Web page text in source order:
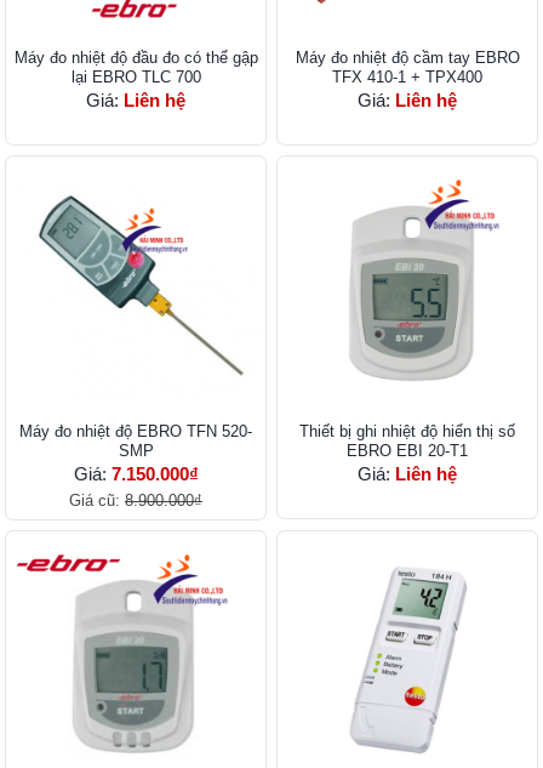
Máy đo nhiệt độ đầu đo có thể gập
lại EBRO TLC 700
Giá: Liên hệ
Máy đo nhiệt độ cầm tay EBRO
TFX 410-1 + TPX400
Giá: Liên hệ
Máy đo nhiệt độ EBRO TFN 520-
SMP
Giá: 7.150.000₫
Giá cũ: 8.900.000₫
Thiết bị ghi nhiệt độ hiển thị số
EBRO EBI 20-T1
Giá: Liên hệ